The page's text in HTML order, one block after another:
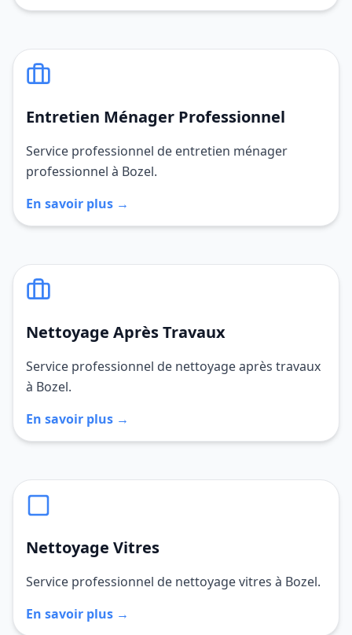
Entretien Ménager Professionnel
Service professionnel de entretien ménager
professionnel à Bozel.
En savoir plus →
Nettoyage Après Travaux
Service professionnel de nettoyage après travaux
à Bozel.
En savoir plus →
Nettoyage Vitres
Service professionnel de nettoyage vitres à Bozel.
En savoir plus →